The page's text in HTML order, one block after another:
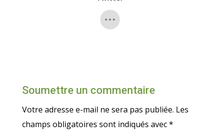
Soumettre un commentaire
Votre adresse e-mail ne sera pas publiée. Les
champs obligatoires sont indiqués avec*